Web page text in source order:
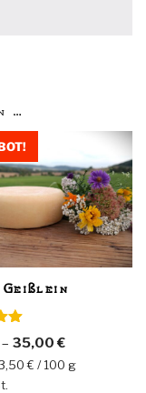
…
– 35,00€
€ /100 g